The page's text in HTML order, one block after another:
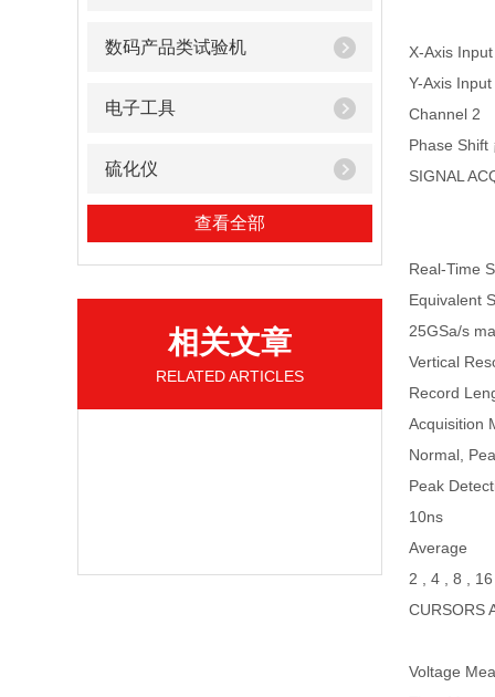
数码产品类试验机
电子工具
硫化仪
查看全部
相关文章
RELATED ARTICLES
X-Axis
Y-Axis Input
Channel 2
Phase Shift
SIGNAL
Real-Time
Equivalent
25GSa/s
Vertical
Record
Acquisition
Normal,
Peak
10ns
Average
2 , 4 , 8 ,
CURSORS
Voltage